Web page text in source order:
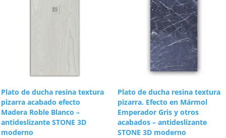
Plato de ducha resina textura
pizarra acabado efecto
Madera Roble Blanco –
antideslizante STONE 3D
moderno
Plato de ducha resina textura
pizarra. Efecto en Mármol
Emperador Gris y otros
acabados – antideslizante
STONE 3D moderno